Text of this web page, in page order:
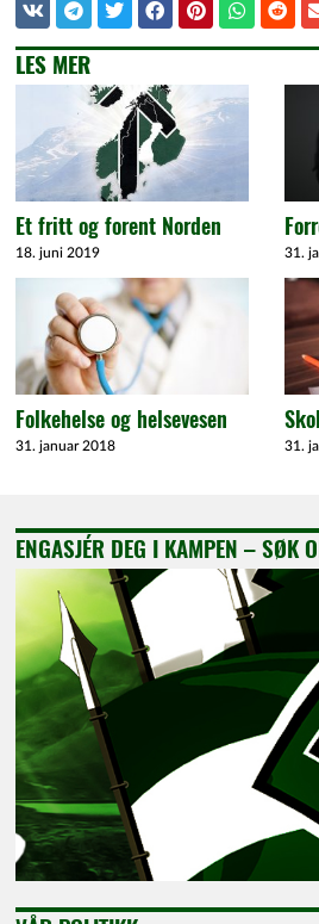
LES MER
Et fritt og forent Norden
18. juni 2019 31.
Folkehelse og helsevesen
31. januar 2018 31.
ENGASJÉR DEG I KAMPEN – SØK